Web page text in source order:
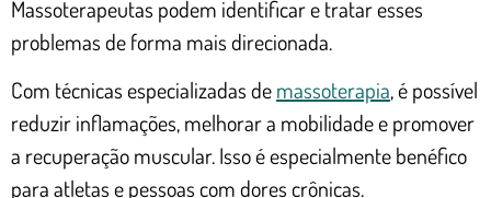
Massoterapeutas podem identificar e tratar esses
problemas de forma mais direcionada.
Com técnicas especializadas demassoterapia, é possível
reduzir inflamações, melhorar a mobilidade e promover
a recuperação muscular. Isso é especialmente benéfico
para atletas e pessoas com dores crônicas.